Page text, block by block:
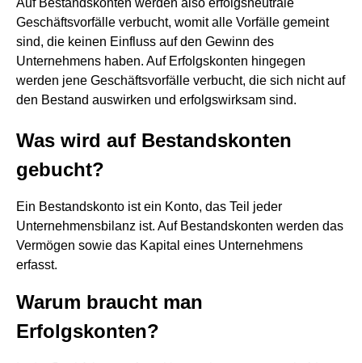
Auf Bestandskonten werden also erfolgsneutrale
Geschäftsvorfälle verbucht, womit alle Vorfälle gemeint
sind, die keinen Einfluss auf den Gewinn des
Unternehmens haben. Auf Erfolgskonten hingegen
werden jene Geschäftsvorfälle verbucht, die sich nicht auf
den Bestand auswirken und erfolgswirksam sind.
Was wird auf Bestandskonten
gebucht?
Ein Bestandskonto ist ein Konto, das Teil jeder
Unternehmensbilanz ist. Auf Bestandskonten werden das
Vermögen sowie das Kapital eines Unternehmens
erfasst.
Warum braucht man
Erfolgskonten?